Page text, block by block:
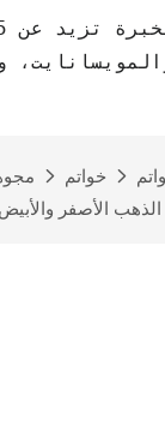
خواتم
والأبيض عيار 14 و18